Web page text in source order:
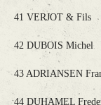
41 VERJOT &
42 DUBOIS
43 ADRIANSEN
44 DUHAMEL